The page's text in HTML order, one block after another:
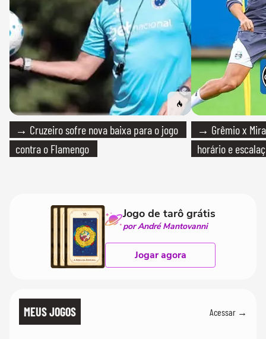
→ Cruzeiro sofre nova baixa para o jogo
contra o Flamengo
→ Grêmio x
horário e
Jogo de tarô grátis
por André Mantovanni
Jogar agora
MEUS JOGOS Acessar →